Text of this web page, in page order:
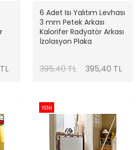
6 Adet Isı Yalıtım Levhası
3 mm Petek Arkası
Kalorifer Radyatör Arkası
İzolasyon Plaka
395,40 TL 395,40 TL
YENİ